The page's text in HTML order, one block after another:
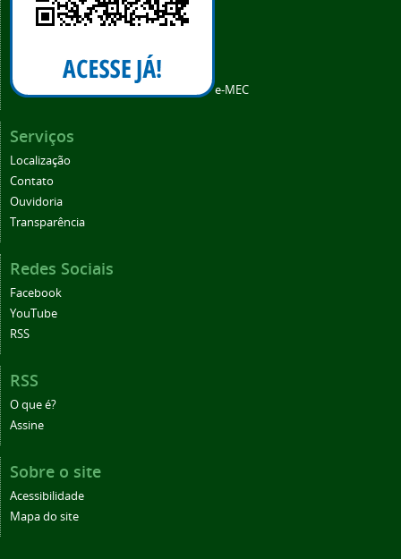
e-MEC
Serviços
Localização
Contato
Ouvidoria
Transparência
Redes Sociais
Facebook
YouTube
RSS
RSS
O que é?
Assine
Sobre o site
Acessibilidade
Mapa do site